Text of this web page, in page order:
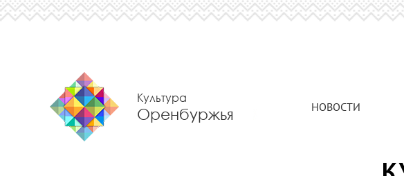
Культура
Оренбуржья НОВОСТИ